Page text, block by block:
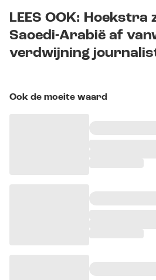
LEES OOK: Hoekstra
Saoedi-Arabië af
verdwijning
Ook de moeite waard